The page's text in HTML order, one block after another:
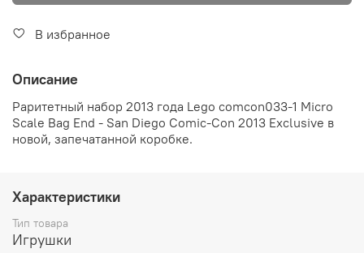
В избранное
Описание
Раритетный набор 2013 года Lego comcon033-1 Micro
Scale Bag End - San Diego Comic-Con 2013 Exclusive в
новой, запечатанной коробке.
Характеристики
Тип товара
Игрушки